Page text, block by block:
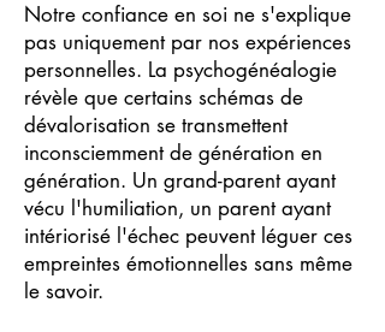
Notre confiance en soi ne s'explique
pas uniquement par nos expériences
personnelles. La psychogénéalogie
révèle que certains schémas de
dévalorisation se transmettent
inconsciemment de génération en
génération. Un grand-parent ayant
vécu l'humiliation, un parent ayant
intériorisé l'échec peuvent léguer ces
empreintes émotionnelles sans même
le savoir.